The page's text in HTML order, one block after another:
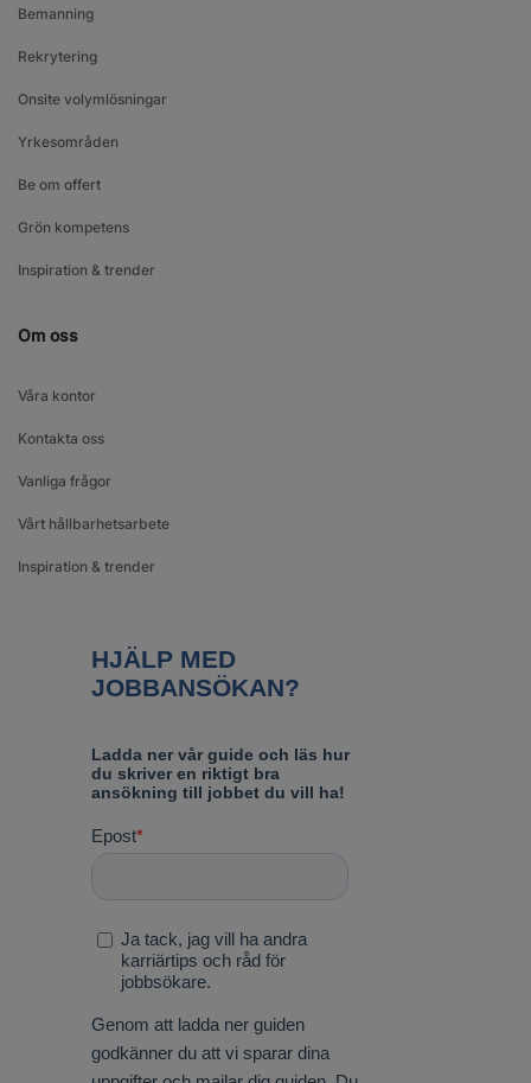
Bemanning
Rekrytering
Onsite volymlösningar
Yrkesområden
Be om offert
Grön kompetens
Inspiration & trender
Om oss
Våra kontor
Kontakta oss
Vanliga frågor
Vårt hållbarhetsarbete
Inspiration & trender